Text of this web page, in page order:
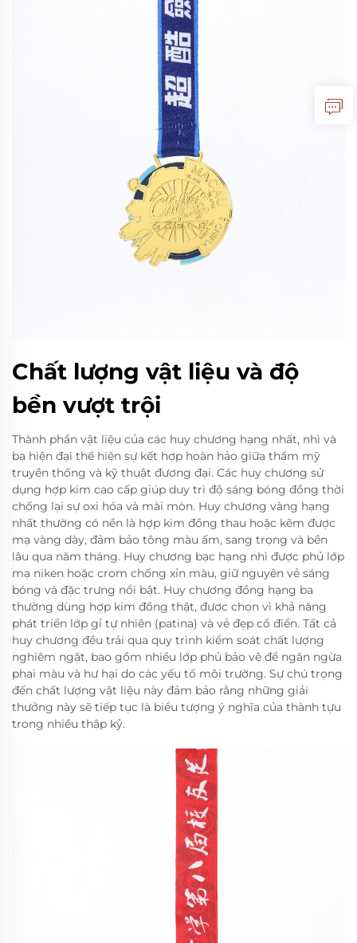
Chất lượng vật liệu và độ
bền vượt trội
Thành phần vật liệu của các huy chương hạng nhất, nhì và
ba hiện đại thể hiện sự kết hợp hoàn hảo giữa thẩm mỹ
truyền thống và kỹ thuật đương đại. Các huy chương sử
dụng hợp kim cao cấp giúp duy trì độ sáng bóng đồng thời
chống lại sự oxi hóa và mài mòn. Huy chương vàng hạng
nhất thường có nền là hợp kim đồng thau hoặc kẽm được
mạ vàng dày, đảm bảo tông màu ấm, sang trọng và bền
lâu qua năm tháng. Huy chương bạc hạng nhì được phủ lớp
mạ niken hoặc crom chống xỉn màu, giữ nguyên vẻ sáng
bóng và đặc trưng nổi bật. Huy chương đồng hạng ba
thường dùng hợp kim đồng thật, được chọn vì khả năng
phát triển lớp gỉ tự nhiên (patina) và vẻ đẹp cổ điển. Tất cả
huy chương đều trải qua quy trình kiểm soát chất lượng
nghiêm ngặt, bao gồm nhiều lớp phủ bảo vệ để ngăn ngừa
phai màu và hư hại do các yếu tố môi trường. Sự chú trọng
đến chất lượng vật liệu này đảm bảo rằng những giải
thưởng này sẽ tiếp tục là biểu tượng ý nghĩa của thành tựu
trong nhiều thập kỷ.